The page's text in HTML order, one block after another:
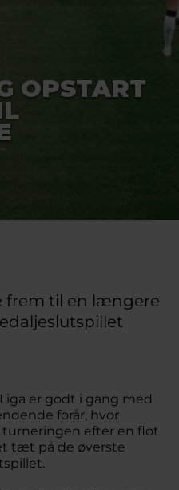
OPSTART
frem til en længere
er godt i gang med
forår, hvor
turneringen efter en flot
tæt på de øverste